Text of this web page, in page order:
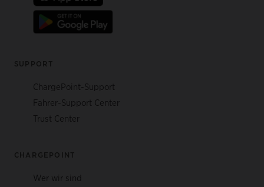
SUPPORT
ChargePoint-Support
Fahrer-Support Center
Trust Center
CHARGEPOINT
Wer wir sind